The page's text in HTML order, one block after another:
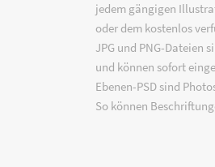
jedem gängigen
oder dem kostenlos
JPG und PNG-Dateien
und können sofort
Ebenen-PSD sind
So können